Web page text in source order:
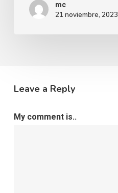
mc
21 noviembre, 2023
Leave a Reply
My comment is..